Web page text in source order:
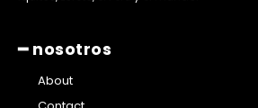
━ nosotros
About